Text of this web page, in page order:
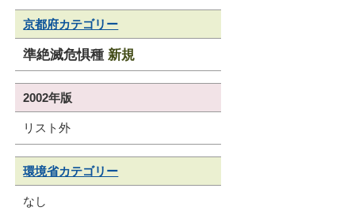
京都府カテゴリー
準絶滅危惧種新規
2002年版
リスト外
環境省カテゴリー
なし